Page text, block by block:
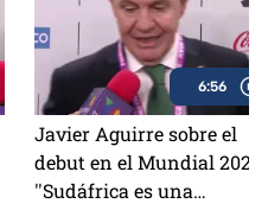
6:56
Javier Aguirre sobre el
debut en el Mundial 2026:
''Sudáfrica es una